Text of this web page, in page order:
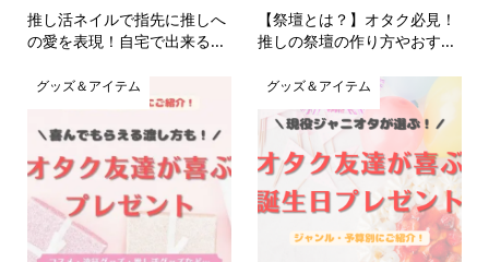
推し活ネイルで指先に推しへ
の愛を表現！自宅で出来る...
【祭壇とは？】オタク必見！
推しの祭壇の作り方やおす...
グッズ＆アイテム グッズ＆アイテム